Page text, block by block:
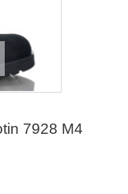
7928 M4